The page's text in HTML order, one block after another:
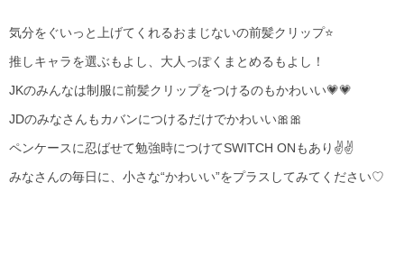
気分をぐいっと上げてくれるおまじないの前髪クリップ⭐
推しキャラを選ぶもよし、大人っぽくまとめるもよし！
JKのみんなは制服に前髪クリップをつけるのもかわいい💗💗
JDのみなさんもカバンにつけるだけでかわいい🎀🎀
ペンケースに忍ばせて勉強時につけてSWITCH ONもあり✌✌
みなさんの毎日に、小さな“かわいい”をプラスしてみてください♡